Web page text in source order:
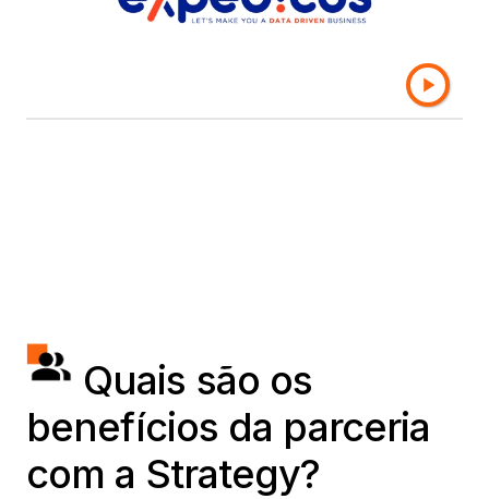
nosso ecossistema global de parceiros
Quais são os
benefícios da parceria
com a Strategy?